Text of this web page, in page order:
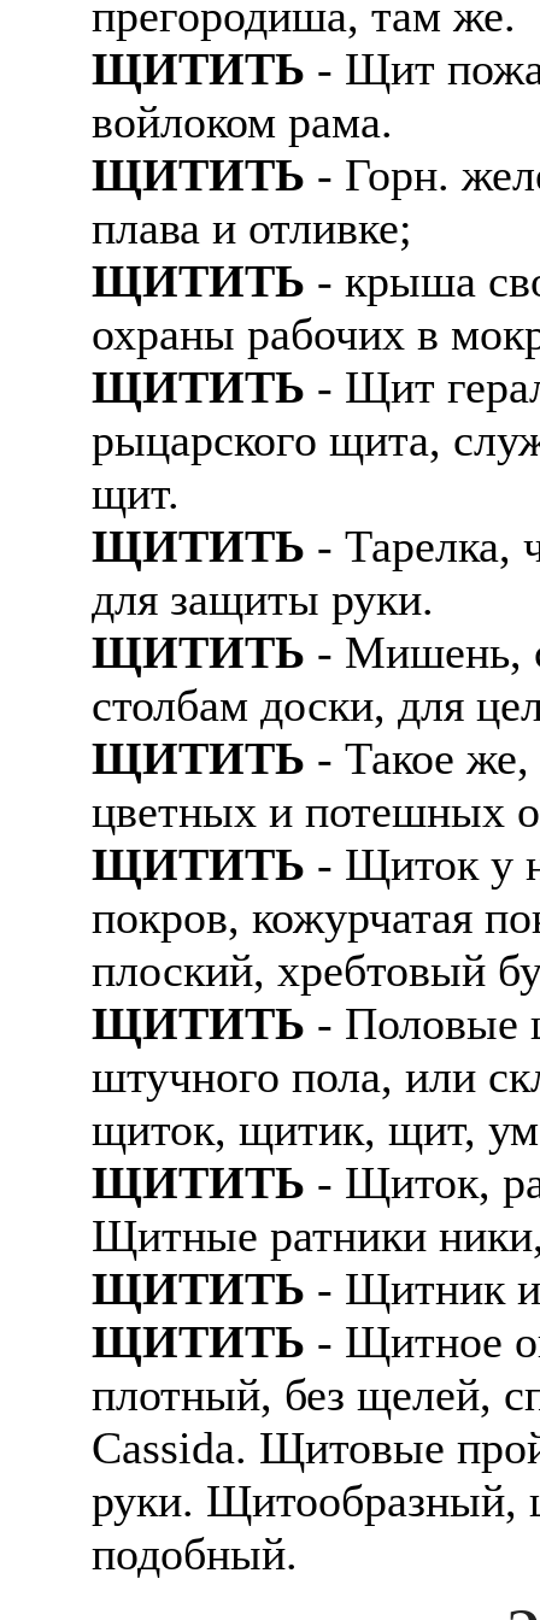
Также смотрите
отправке в другие
А также
рабочий,
стикеровщик.
# работа за границей
# работа за рубежом
# трудоустройство за
# трудоустройство за
В таких банках, как
Промсвязьбанк,
А также в компаниях:
СДЭК, ПЭК и т.д.
В направлениях: без
консультирование,
прегородиша, там же.
ЩИТИТЬ - Щит
войлоком рама.
ЩИТИТЬ - Горн.
плава и отливке;
ЩИТИТЬ - крыша
охраны рабочих в
ЩИТИТЬ - Щит
рыцарского щита,
щит.
ЩИТИТЬ - Тарелка,
для защиты руки.
ЩИТИТЬ - Мишень,
столбам доски, для
ЩИТИТЬ - Такое же,
цветных и потешных
ЩИТИТЬ - Щиток у
покров, кожурчатая
плоский, хребтовый
ЩИТИТЬ - Половые
штучного пола, или
щиток, щитик, щит,
ЩИТИТЬ - Щиток,
Щитные ратники
ЩИТИТЬ - Щитник и
ЩИТИТЬ - Щитное
плотный, без щелей,
Cassida. Щитовые
руки. Щитообразный,
подобный.